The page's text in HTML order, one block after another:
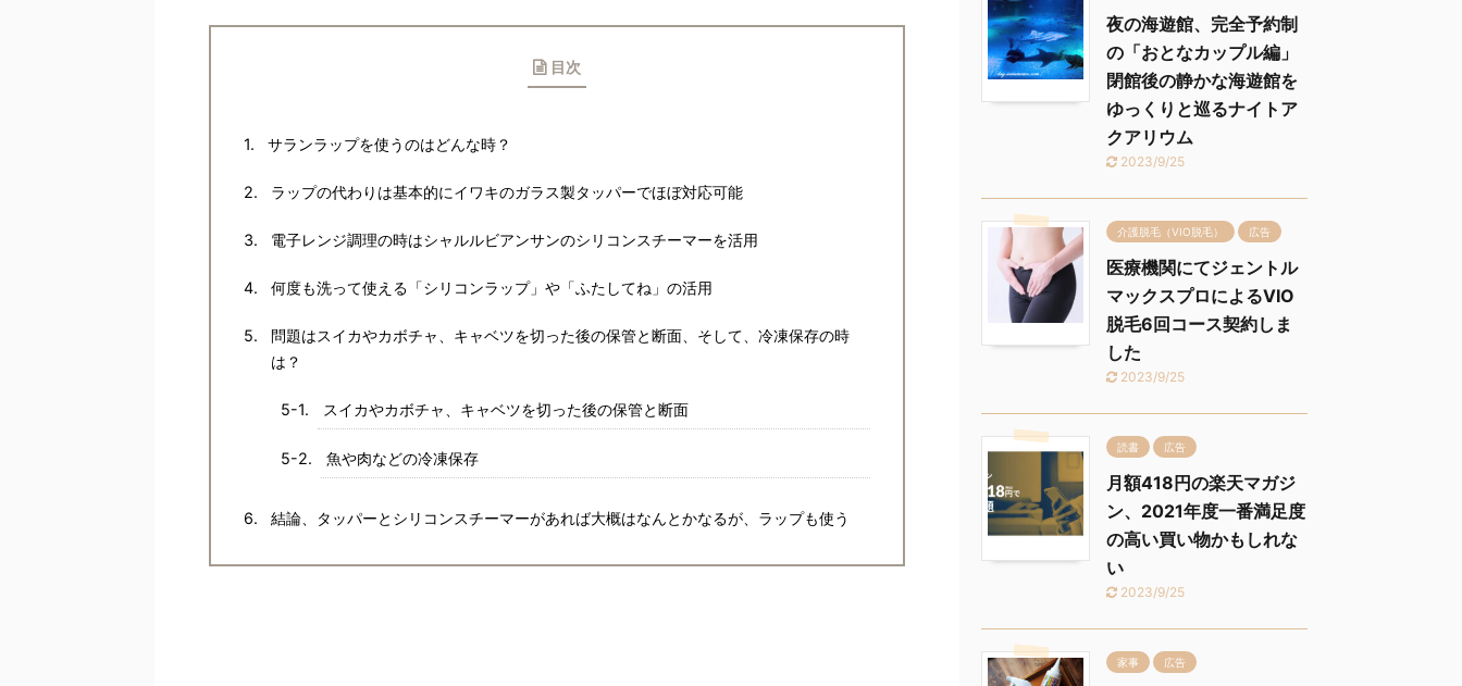
目次
サランラップを使うのはどんな時？
ラップの代わりは基本的にイワキのガラス製タッパーでほぼ対応可能
電子レンジ調理の時はシャルルビアンサンのシリコンスチーマーを活用
何度も洗って使える「シリコンラップ」や「ふたしてね」の活用
問題はスイカやカボチャ、キャベツを切った後の保管と断面、そして、冷凍保存の時
は？
スイカやカボチャ、キャベツを切った後の保管と断面
魚や肉などの冷凍保存
結論、タッパーとシリコンスチーマーがあれば大概はなんとかなるが、ラップも使う
夜の海遊館、完全予約制
の「おとなカップル編」
閉館後の静かな海遊館を
ゆっくりと巡るナイトア
クアリウム
2023/9/25
介護脱毛（VIO脱毛） 広告
医療機関にてジェントル
マックスプロによるVIO
脱毛6回コース契約しま
した
2023/9/25
読書 広告
月額418円の楽天マガジ
ン、2021年度一番満足度
の高い買い物かもしれな
い
2023/9/25
家事 広告